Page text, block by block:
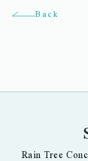
Back
Rain Tree